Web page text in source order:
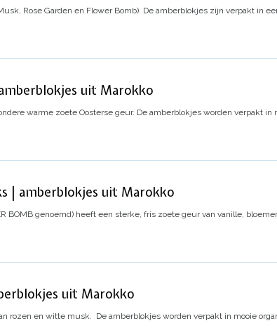
Rose Garden en Flower Bomb). De amberblokjes zijn verpakt in
uit Marokko
warme zoete Oosterse geur. De amberblokjes worden verpakt in
| amberblokjes uit Marokko
BOMB genoemd) heeft een sterke, fris zoete geur van vanille,
uit Marokko
rozen en witte musk. De amberblokjes worden verpakt in mooie